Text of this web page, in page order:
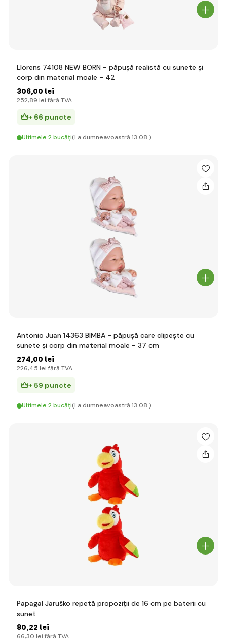
Llorens 74108 NEW BORN - păpușă realistă cu sunete și
corp din material moale - 42
306,00 lei
252,89 lei fără TVA
+ 66 puncte
Ultimele 2 bucăți(La dumneavoastră 13.08.)
Antonio Juan 14363 BIMBA - păpușă care clipește cu
sunete și corp din material moale - 37 cm
274,00 lei
226,45 lei fără TVA
+ 59 puncte
Ultimele 2 bucăți(La dumneavoastră 13.08.)
Papagal Jaruško repetă propoziții de 16 cm pe baterii cu
sunet
80,22 lei
66,30 lei fără TVA